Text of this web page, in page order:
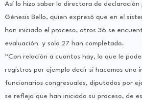
Así lo hizo saber la directora de
Génesis Bello, quien expresó que en el
han iniciado el proceso, otros 36 se
evaluación y solo 27 han completado.
“Con relación a cuantos hay, lo que le
registros por ejemplo decir si hacemos una
funcionarios congresuales, diputados por
se refleja que han iniciado su proceso, de